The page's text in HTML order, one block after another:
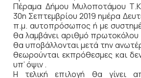
Πέραμα Δήμου Μυλοποτάμου
30η Σεπτεμβρίου 2019 ημέρα
π.μ. αυτοπρόσωπος ή με
θα λαμβάνει αριθμό
θα υποβάλλονται μετά την
θεωρούνται εκπρόθεσμες και
υπ’ όψιν .
H τελική επιλογή θα γίνει